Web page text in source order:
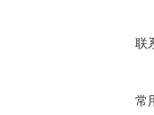
联
常